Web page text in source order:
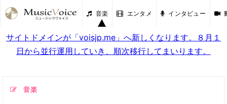
音楽 エンタメ インタビュー
サイトドメインが「voisjp.me」へ新しくなります。８月１
日から並行運用していき、順次移行してまいります。
音楽